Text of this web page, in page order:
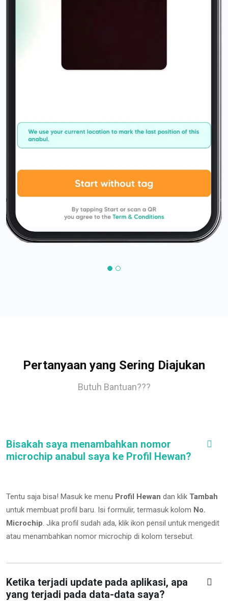
Pertanyaan yang Sering Diajukan
Butuh Bantuan???
Bisakah saya menambahkan nomor
microchip anabul saya ke Profil Hewan?
Tentu saja bisa! Masuk ke menu Profil Hewan dan klik Tambah
untuk membuat profil baru. Isi formulir, termasuk kolom No.
Microchip. Jika profil sudah ada, klik ikon pensil untuk mengedit
atau menambahkan nomor microchip di kolom tersebut.
Ketika terjadi update pada aplikasi, apa
yang terjadi pada data-data saya?